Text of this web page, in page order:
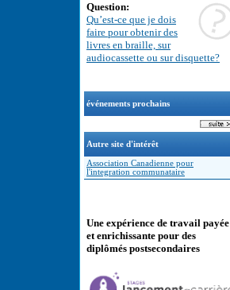
Question:
Qu’est-ce que je dois
faire pour obtenir des
livres en braille, sur
audiocassette ou sur disquette?
événements prochains
Autre site d'intérêt
Association Canadienne pour
l'integration communataire
Une expérience de travail payée
et enrichissante pour des
diplômés postsecondaires